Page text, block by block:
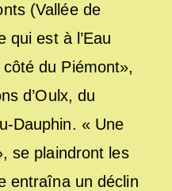
(Vallée de
qui est à l’Eau
du Piémont»,
d’Oulx, du
Dauphin. « Une
se plaindront les
entraîna un déclin